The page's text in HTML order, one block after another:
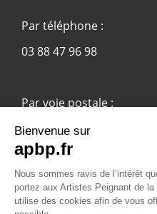
Par téléphone :
03 88 47 96 98
Par voie postale :
APBP
37 route Ecospace -
67955 Strasbourg Cedex